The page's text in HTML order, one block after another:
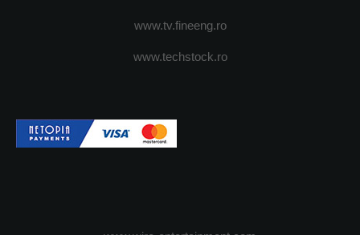
www.tv.fineeng.ro
www.techstock.ro